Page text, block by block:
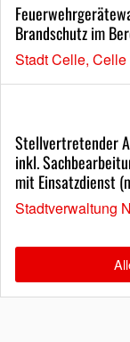
Brandschutz im
Stadt Celle, Celle
Stellvertretender
inkl.
mit Einsatzdienst
Stadtverwaltung